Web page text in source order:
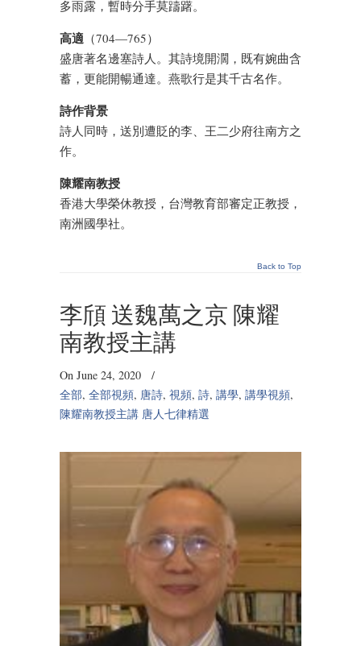
多雨露，暫時分手莫躊躇。
高適 （704—765）
盛唐著名邊塞詩人。其詩境開濶，既有婉曲含
蓄，更能開暢通達。燕歌行是其千古名作。
詩作背景
詩人同時，送別遭貶的李、王二少府往南方之
作。
陳耀南教授
香港大學榮休教授，台灣教育部審定正教授，
南洲國學社。
Back to Top
李頎 送魏萬之京 陳耀
南教授主講
On June 24, 2020
/
全部, 全部視頻, 唐詩, 視頻, 詩, 講學, 講學視頻,
陳耀南教授主講 唐人七律精選